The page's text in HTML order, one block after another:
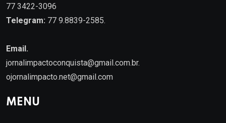
77 3422-3096
Telegram: 77 9.8839-2585.
Email.
jornalimpactoconquista@gmail.com.br.
ojornalimpacto.net@gmail.com
MENU